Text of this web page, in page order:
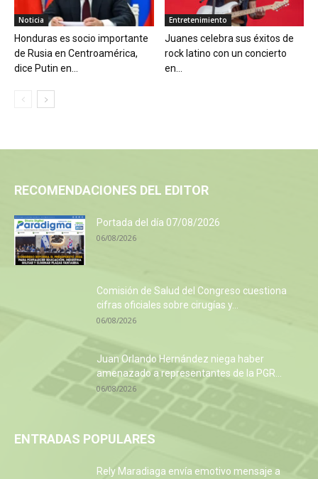
Noticia
Honduras es socio importante
de Rusia en Centroamérica,
dice Putin en...
Entretenimiento
Juanes celebra sus éxitos de
rock latino con un concierto
en...
RECOMENDACIONES DEL EDITOR
Portada del día 07/08/2026
06/08/2026
Comisión de Salud del Congreso cuestiona
cifras oficiales sobre cirugías y...
06/08/2026
Juan Orlando Hernández niega haber
amenazado a representantes de la PGR...
06/08/2026
ENTRADAS POPULARES
Rely Maradiaga envía emotivo mensaje a